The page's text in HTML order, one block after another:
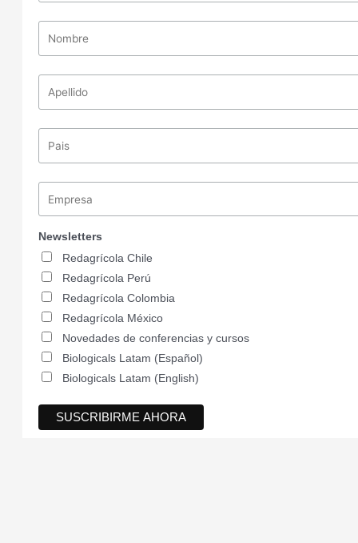
Newsletters
Redagrícola Chile
Redagrícola Perú
Redagrícola Colombia
Redagrícola México
Novedades de conferencias y cursos
Biologicals Latam (Español)
Biologicals Latam (English)